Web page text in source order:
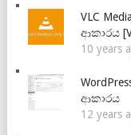
VLC
ආකාරය
10 years
ආකාරය
12 years